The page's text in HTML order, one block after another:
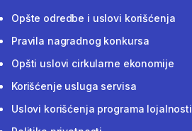
Opšte odredbe i uslovi korišćenja
Pravila nagradnog konkursa
Opšti uslovi cirkularne ekonomije
Korišćenje usluga servisa
Uslovi korišćenja programa lojalnosti